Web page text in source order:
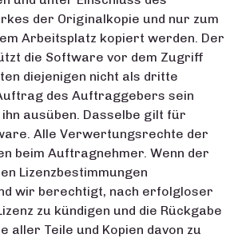
der Originalkopie und nur zum
Arbeitsplatz kopiert werden. Der
die Software vor dem Zugriff
diejenigen nicht als dritte
des Auftraggebers sein
ausüben. Dasselbe gilt für
Alle Verwertungsrechte der
beim Auftragnehmer. Wenn der
Lizenzbestimmungen
wir berechtigt, nach erfolgloser
zu kündigen und die Rückgabe
aller Teile und Kopien davon zu